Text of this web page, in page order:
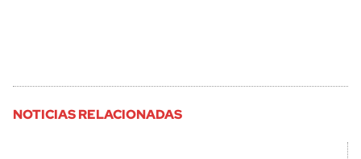
NOTICIAS RELACIONADAS